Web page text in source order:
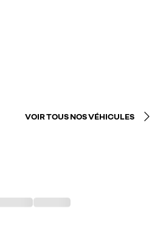
VOIR TOUS NOS VÉHICULES